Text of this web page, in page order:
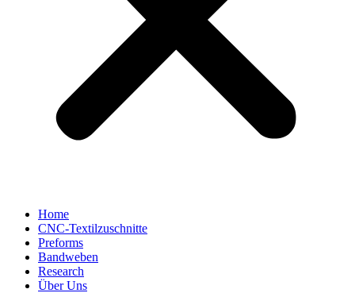
Home
CNC-Textilzuschnitte
Preforms
Bandweben
Research
Über Uns